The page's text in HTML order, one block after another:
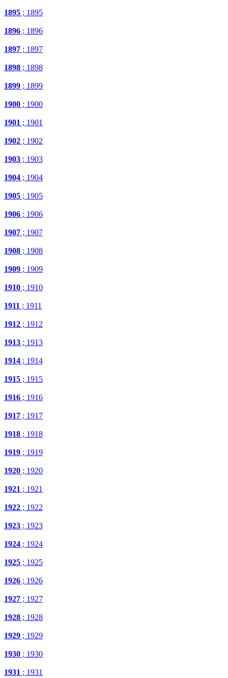
1895 ; 1895
1896 ; 1896
1897 ; 1897
1898 ; 1898
1899 ; 1899
1900 ; 1900
1901 ; 1901
1902 ; 1902
1903 ; 1903
1904 ; 1904
1905 ; 1905
1906 ; 1906
1907 ; 1907
1908 ; 1908
1909 ; 1909
1910 ; 1910
1911 ; 1911
1912 ; 1912
1913 ; 1913
1914 ; 1914
1915 ; 1915
1916 ; 1916
1917 ; 1917
1918 ; 1918
1919 ; 1919
1920 ; 1920
1921 ; 1921
1922 ; 1922
1923 ; 1923
1924 ; 1924
1925 ; 1925
1926 ; 1926
1927 ; 1927
1928 ; 1928
1929 ; 1929
1930 ; 1930
1931 ; 1931